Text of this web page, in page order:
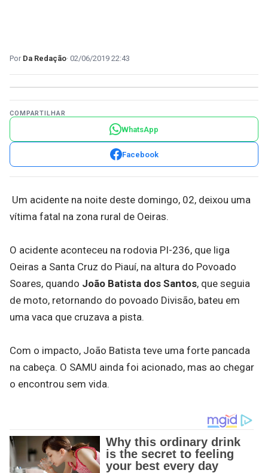
Da Redação 02/06/2019 22:43
COMPARTILHAR
WhatsApp
Facebook
Um acidente na noite deste domingo, 02, deixou uma
vítima fatal na zona rural de Oeiras.
O acidente aconteceu na rodovia PI-236, que liga
Oeiras a Santa Cruz do Piauí, na altura do Povoado
Soares, quando João Batista dos Santos, que seguia
de moto, retornando do povoado Divisão, bateu em
uma vaca que cruzava a pista.
Com o impacto, João Batista teve uma forte pancada
na cabeça. O SAMU ainda foi acionado, mas ao chegar
o encontrou sem vida.